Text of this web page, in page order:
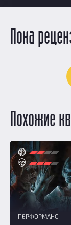
Пока
Похожие
ПЕРФОРМАНС